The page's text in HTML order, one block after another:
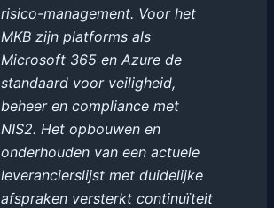
risico-management. Voor het
MKB zijn platforms als
Microsoft 365 en Azure de
standaard voor veiligheid,
beheer en compliance met
NIS2. Het opbouwen en
onderhouden van een actuele
leverancierslijst met duidelijke
afspraken versterkt continuïteit